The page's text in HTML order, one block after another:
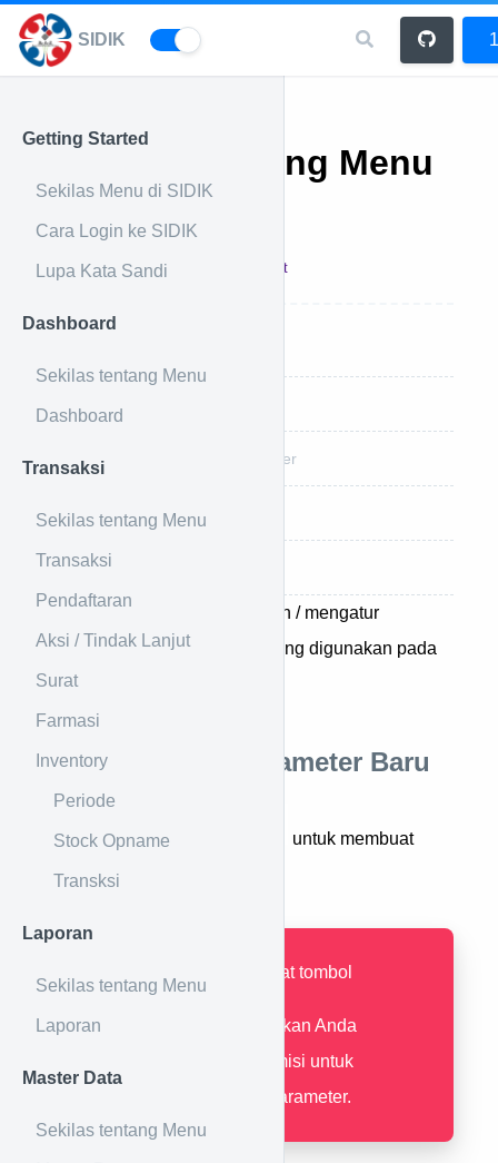
SIDIK
Getting Started
Sekilas Menu di SIDIK
Cara Login ke SIDIK
Lupa Kata Sandi
Dashboard
Sekilas tentang Menu
Dashboard
Transaksi
Sekilas tentang Menu
Transaksi
Pendaftaran
Aksi / Tindak Lanjut
Surat
Farmasi
Inventory
Periode
Stock Opname
Transksi
Laporan
Sekilas tentang Menu
Laporan
Master Data
Sekilas tentang Menu
Sekilas tentang Menu
Parameter
17 Feb 2023 Print
Cara Menghapus Data Parameter
Daftar Parameter
Baca Juga
Digunakan untuk mendaftarkan / mengatur
parameter-parameter teknis yang digunakan pada
sistem
Cara Membuat Parameter Baru
Tekan tombol
untuk membuat
parameter baru.
Jika tidak terdapat tombol
pastikan Anda
mempunyai permisi untuk
membuat data parameter.